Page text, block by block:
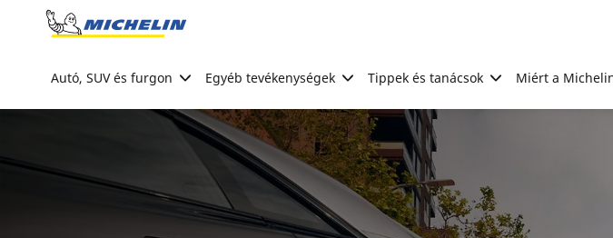
Go to page content
Autó, SUV és furgon Egyéb tevékenységek Tippek és tanácsok Miért a